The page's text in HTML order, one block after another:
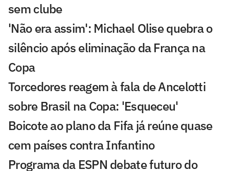
sem clube
'Não era assim': Michael Olise quebra o
silêncio após eliminação da França na
Copa
Torcedores reagem à fala de Ancelotti
sobre Brasil na Copa: 'Esqueceu'
Boicote ao plano da Fifa já reúne quase
cem países contra Infantino
Programa da ESPN debate futuro do